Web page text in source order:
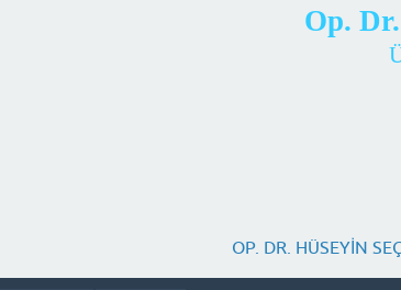
Op.
OP. DR. HÜSEYİN